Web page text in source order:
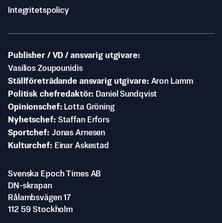
Integritetspolicy
Publisher / VD / ansvarig utgivare
Vasilios Zoupounidis
Ställföreträdande ansvarig utgivare Aron Lamm
Politisk chefredaktör
Daniel Sundqvist
Opinionschef
Lotta Gröning
Nyhetschef Staffan Erfors
Sportchef Jonas Arnesen
Kulturchef
Einar Askestad
Svenska Epoch Times AB
DN-skrapan
Rålambsvägen 17
112 59 Stockholm